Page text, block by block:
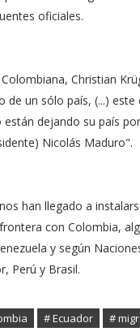
oficiales.
Christian
de un sólo país, (...)
dejando su país
Nicolás Maduro".
han llegado a
con Colombia,
y según
Perú y Brasil.
# Ecuador #